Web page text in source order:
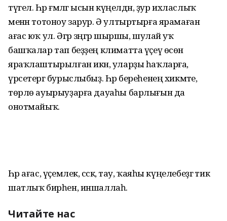
түгел. Һәр ғәмәлгә ысын күңелдән, ҙур ихласлыҡ
менән тотоноу зарур. Ә ултыртырға ярамаған
ағас юҡ ул. Әгәр зәңгәр шыршы, шулай уҡ
башҡалар тап беҙҙең климатта үҫеү өсөн
яраҡлаштырылған икән, уларҙы һаҡларға,
үрсетергә бурыслыбыҙ. Һәр береһенең хикмәте,
төрлө ауырыуҙарға дауаһы барлығын да
онотмайыҡ.
Һәр ағас, үҫемлек, сәскә, тау, ҡаяһы күңелебеҙгә тик
шатлыҡ бирһен, иншаллаһ.
Читайте нас